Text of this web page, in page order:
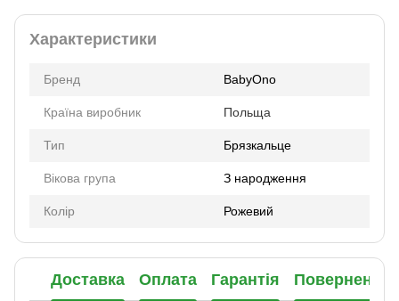
Характеристики
Бренд BabyOno
Країна виробник Польща
Тип Брязкальце
Вікова група З народження
Колір Рожевий
Доставка Оплата Гарантія Повернення